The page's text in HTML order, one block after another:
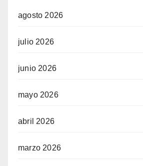
agosto 2026
julio 2026
junio 2026
mayo 2026
abril 2026
marzo 2026